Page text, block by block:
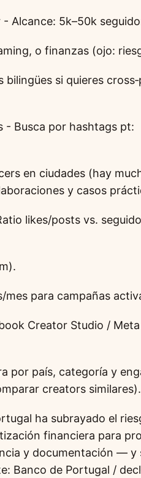
Alcance: 5k–50k
o finanzas (ojo:
si quieres
- Busca por hashtags pt:
en ciudades (hay
y casos
likes/posts vs.
para campañas
Creator Studio / Meta
por país, categoría y
creators similares).
ha subrayado el
financiera para
y documentación — y
Banco de Portugal /